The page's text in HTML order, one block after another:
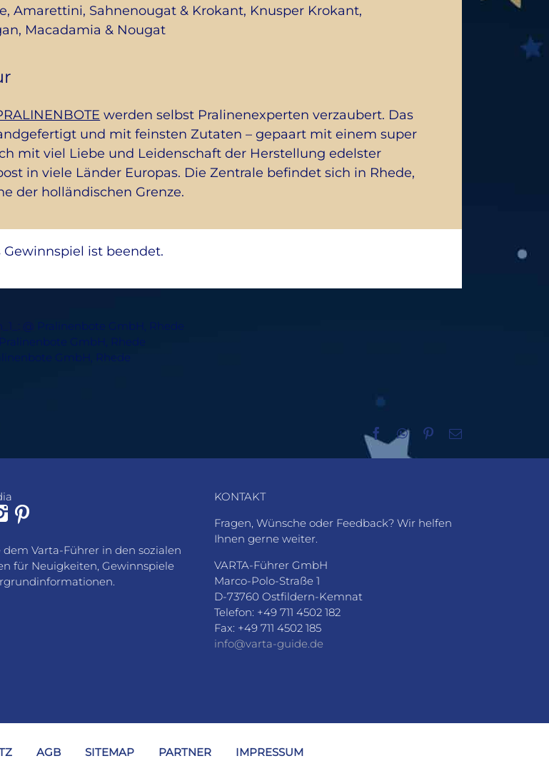
Amarettini, Sahnenougat & Krokant, Knusper Krokant,
Macadamia & Nougat
werden selbst Pralinenexperten verzaubert. Das
und mit feinsten Zutaten – gepaart mit einem super
mit viel Liebe und Leidenschaft der Herstellung edelster
in viele Länder Europas. Die Zentrale befindet sich in Rhede,
der holländischen Grenze.
Gewinnspiel ist beendet.
@ Pralinenbote GmbH, Rhede
GmbH, Rhede
GmbH, Rhede
Facebook
WhatsApp
Pinterest
E-
dem Varta-Führer in den sozialen
für Neuigkeiten, Gewinnspiele
KONTAKT
Fragen, Wünsche oder Feedback? Wir helfen
Ihnen gerne weiter.
VARTA-Führer GmbH
Marco-Polo-Straße 1
D-73760 Ostfildern-Kemnat
Telefon: +49 711 4502 182
Fax: +49 711 4502 185
info@varta-guide.de
AGB SITEMAP PARTNER IMPRESSUM